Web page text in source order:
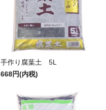
手作り腐葉土 5L
668円(内税)